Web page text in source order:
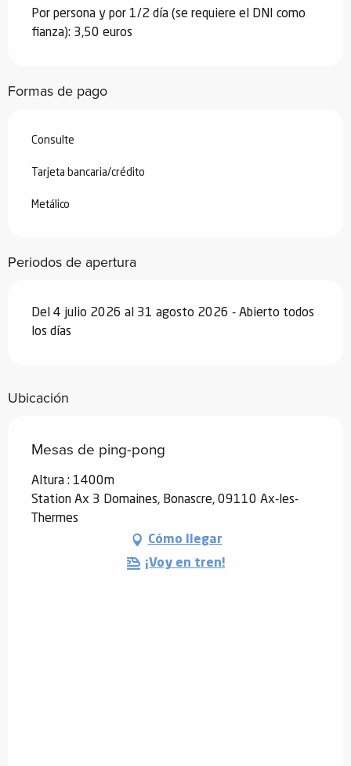
Por persona y por 1/2 día (se requiere el DNI como
fianza): 3,50 euros
Formas de pago
Consulte
Tarjeta bancaria/crédito
Metálico
Periodos de apertura
Del 4 julio 2026 al 31 agosto 2026 - Abierto todos
los días
Ubicación
Mesas de ping-pong
Altura : 1400m
Station Ax 3 Domaines, Bonascre, 09110 Ax-les-
Thermes
Cómo llegar
¡Voy en tren!